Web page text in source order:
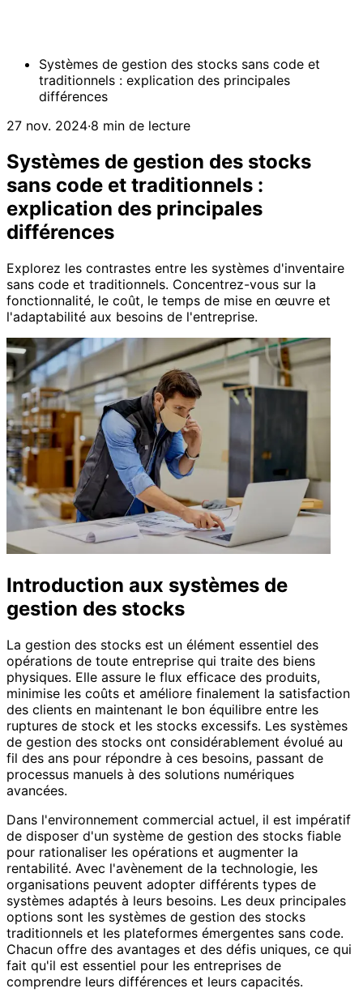
Systèmes de gestion des stocks sans code et
traditionnels : explication des principales
différences
27 nov. 2024·8 min de lecture
Systèmes de gestion des stocks
sans code et traditionnels :
explication des principales
différences
Explorez les contrastes entre les systèmes d'inventaire
sans code et traditionnels. Concentrez-vous sur la
fonctionnalité, le coût, le temps de mise en œuvre et
l'adaptabilité aux besoins de l'entreprise.
Introduction aux systèmes de
gestion des stocks
La gestion des stocks est un élément essentiel des
opérations de toute entreprise qui traite des biens
physiques. Elle assure le flux efficace des produits,
minimise les coûts et améliore finalement la satisfaction
des clients en maintenant le bon équilibre entre les
ruptures de stock et les stocks excessifs. Les systèmes
de gestion des stocks ont considérablement évolué au
fil des ans pour répondre à ces besoins, passant de
processus manuels à des solutions numériques
avancées.
Dans l'environnement commercial actuel, il est impératif
de disposer d'un système de gestion des stocks fiable
pour rationaliser les opérations et augmenter la
rentabilité. Avec l'avènement de la technologie, les
organisations peuvent adopter différents types de
systèmes adaptés à leurs besoins. Les deux principales
options sont les systèmes de gestion des stocks
traditionnels et les plateformes émergentes sans code.
Chacun offre des avantages et des défis uniques, ce qui
fait qu'il est essentiel pour les entreprises de
comprendre leurs différences et leurs capacités.